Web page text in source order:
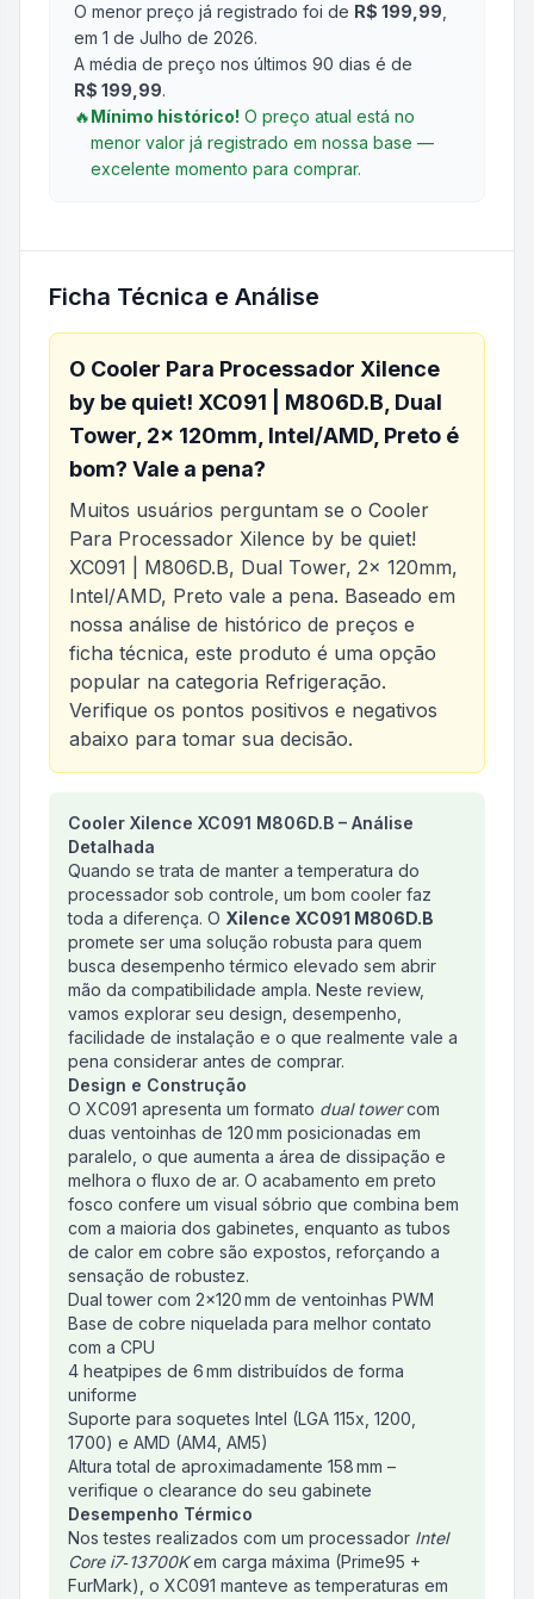
O menor preço já registrado foi de R$ 199,99
em 1 de Julho de 2026.
A média de preço nos últimos 90 dias é de
R$ 199,99.
🔥Mínimo histórico! O preço atual está no
menor valor já registrado em nossa base —
excelente momento para comprar.
Ficha Técnica e Análise
O Cooler Para Processador Xilence
by be quiet! XC091 | M806D.B, Dual
Tower, 2x 120mm, Intel/AMD, Preto é
bom? Vale a pena?
Muitos usuários perguntam se o Cooler
Para Processador Xilence by be quiet!
XC091 | M806D.B, Dual Tower, 2x 120mm,
Intel/AMD, Preto vale a pena. Baseado em
nossa análise de histórico de preços e
ficha técnica, este produto é uma opção
popular na categoria Refrigeração.
Verifique os pontos positivos e negativos
abaixo para tomar sua decisão.
Análise do produto Cooler Para Processador
Cooler Xilence XC091 M806D.B – Análise
Detalhada
Quando se trata de manter a temperatura do
processador sob controle, um bom cooler faz
toda a diferença. O Xilence XC091 M806D.B
promete ser uma solução robusta para quem
busca desempenho térmico elevado sem abrir
mão da compatibilidade ampla. Neste review,
vamos explorar seu design, desempenho,
facilidade de instalação e o que realmente vale a
pena considerar antes de comprar.
Design e Construção
O XC091 apresenta um formato dual towercom
duas ventoinhas de 120 mm posicionadas em
paralelo, o que aumenta a área de dissipação e
melhora o fluxo de ar. O acabamento em preto
fosco confere um visual sóbrio que combina bem
com a maioria dos gabinetes, enquanto as tubos
de calor em cobre são expostos, reforçando a
sensação de robustez.
Dual tower com 2×120 mm de ventoinhas PWM
Base de cobre niquelada para melhor contato
com a CPU
4 heatpipes de 6 mm distribuídos de forma
uniforme
Suporte para soquetes Intel (LGA 115x, 1200,
1700) e AMD (AM4, AM5)
Altura total de aproximadamente 158 mm –
verifique o clearance do seu gabinete
Desempenho Térmico
Nos testes realizados com um processador Intel
Core i7‑13700Kem carga máxima (Prime95 +
FurMark), o XC091 manteve as temperaturas em